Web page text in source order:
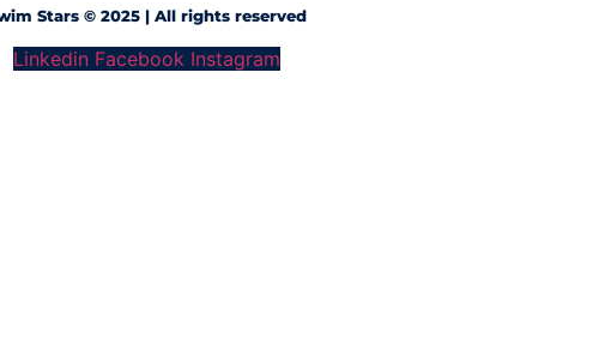
Stars © 2025 | All rights reserved
Linkedin Facebook Instagram